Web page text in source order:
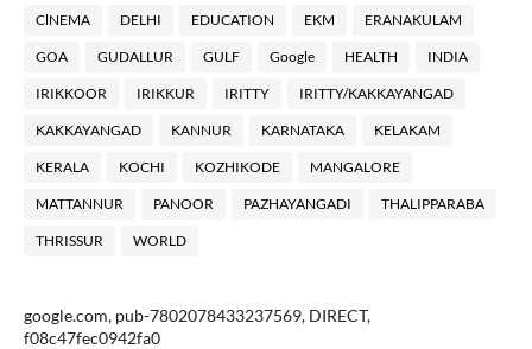
ClNEMA DELHI EDUCATION EKM ERANAKULAM
GOA GUDALLUR GULF Google HEALTH INDIA
IRIKKOOR IRIKKUR IRITTY IRITTY/KAKKAYANGAD
KAKKAYANGAD KANNUR KARNATAKA KELAKAM
KERALA KOCHI KOZHIKODE MANGALORE
MATTANNUR PANOOR PAZHAYANGADI THALIPPARABA
THRISSUR WORLD
google.com, pub-7802078433237569, DIRECT,
f08c47fec0942fa0